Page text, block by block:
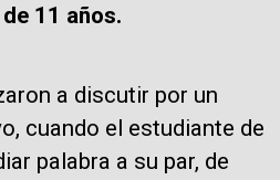
11 años.
a discutir por un
cuando el estudiante de
palabra a su par, de